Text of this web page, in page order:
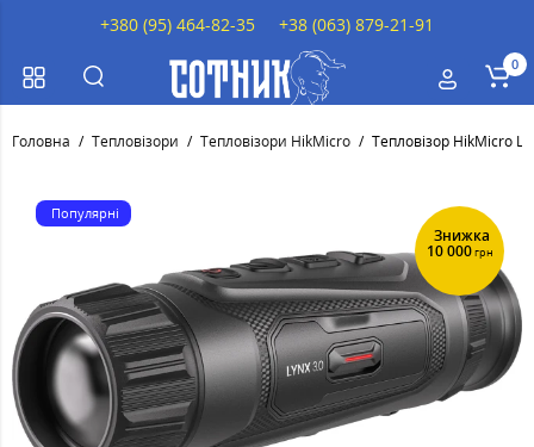
0
Головна Тепловізори Тепловізори HikMicro Тепловізор HikMicro
Знижка
10 000грн
Популярні
+380 (95) 464-82-35 +38 (063) 879-21-91